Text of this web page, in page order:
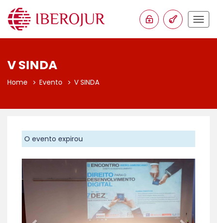
V SINDA
Home Evento V SINDA
O evento expirou